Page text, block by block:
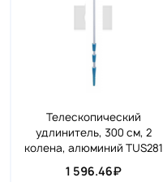
Телескопический
удлинитель, 300 см, 2
колена, алюминий TUS281
1 596.46₽